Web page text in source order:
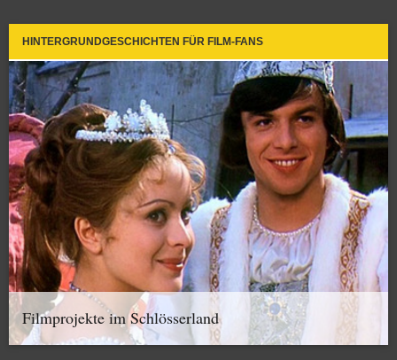
HINTERGRUNDGESCHICHTEN FÜR FILM-FANS
Filmprojekte im Schlösserland